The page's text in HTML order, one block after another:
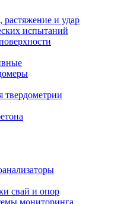
и удар
испытаний
твердометрии
свай и опор
мониторинга